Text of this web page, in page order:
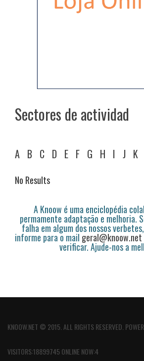
Sectores de actividad
A B C D E F G H I J K
No Results
A Knoow é uma enciclopédia
permamente adaptação e melhoria.
falha em algum dos nossos
informe para o mail geral@knoow.net
verificar. Ajude-nos a
KNOOW.NET © 2015. ALL RIGHTS RESERVED.
VISITORS:18899745 ONLINE NOW:4